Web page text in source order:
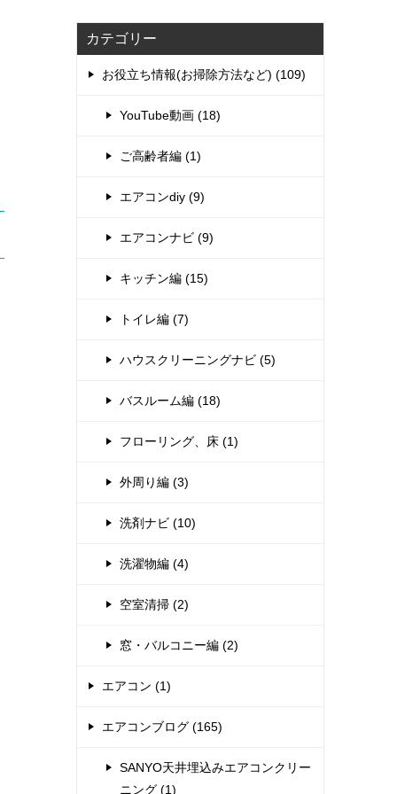
カテゴリー
お役立ち情報(お掃除方法など) (109)
YouTube動画 (18)
ご高齢者編 (1)
エアコンdiy (9)
エアコンナビ (9)
キッチン編 (15)
トイレ編 (7)
ハウスクリーニングナビ (5)
バスルーム編 (18)
フローリング、床 (1)
外周り編 (3)
洗剤ナビ (10)
洗濯物編 (4)
空室清掃 (2)
窓・バルコニー編 (2)
エアコン (1)
エアコンブログ (165)
SANYO天井埋込みエアコンクリー
ニング (1)